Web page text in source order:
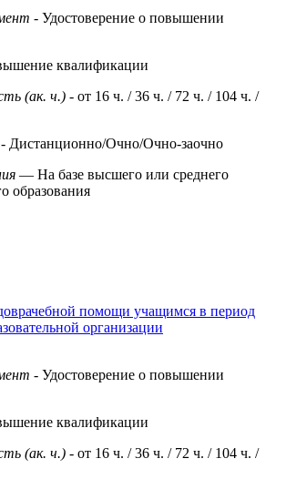
- Удостоверение о повышении
квалификации
(ак. ч.) - от 16 ч. / 36 ч. / 72 ч. / 104 ч. /
- Дистанционно/Очно/Очно-заочно
— На базе высшего или среднего
образования
помощи учащимся в период
организации
- Удостоверение о повышении
квалификации
(ак. ч.) - от 16 ч. / 36 ч. / 72 ч. / 104 ч. /